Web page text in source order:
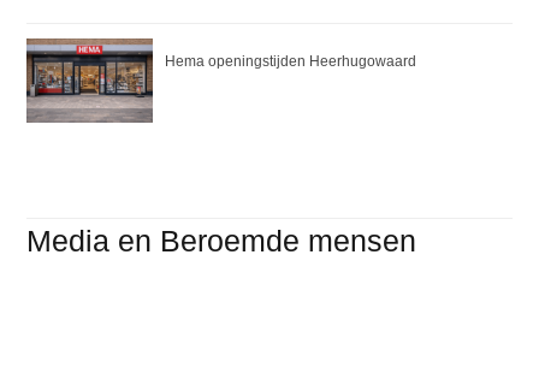
Hema openingstijden Heerhugowaard
Media en Beroemde mensen